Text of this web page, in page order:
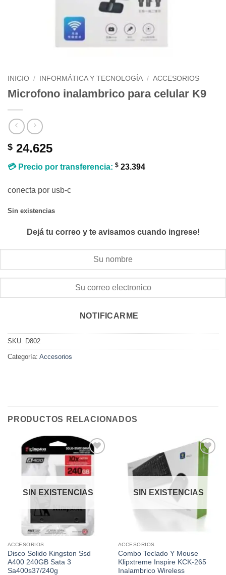
INICIO / INFORMÁTICA Y TECNOLOGÍA / ACCESORIOS
Microfono inalambrico para celular K9
$ 24.625
💳 Precio por transferencia: $ 23.394
conecta por usb-c
Sin existencias
Dejá tu correo y te avisamos cuando ingrese!
NOTIFICARME
SKU: D802
Categoría: Accesorios
PRODUCTOS RELACIONADOS
Añadir
a la
lista de
SIN EXISTENCIAS
ACCESORIOS
Disco Solido Kingston Ssd
A400 240GB Sata 3
Sa400s37/240g
Añadir
lista de
SIN EXISTENCIAS
ACCESORIOS
Combo Teclado Y Mouse
Klipxtreme Inspire KCK-265
Inalambrico Wireless